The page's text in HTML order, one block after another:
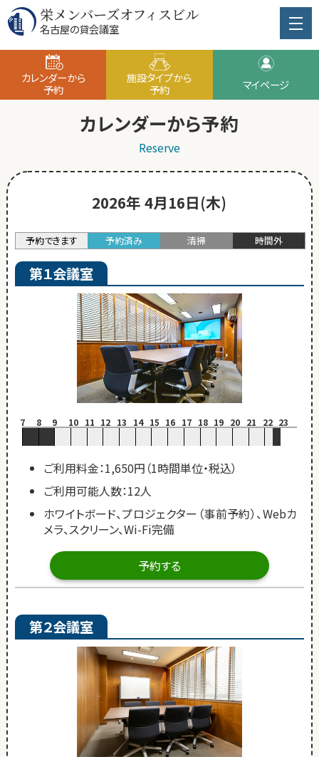
栄メンバーズオフィスビル
名古屋の貸会議室
カレンダーから
予約
施設タイプから
予約
マイページ
カレンダーから予約
Reserve
2026年 4月16日(木)
予約できます 予約済み 清掃 時間外
第１会議室
7 8 9 10 11 12 13 14 15 16 17 18 19 20 21 22 23
ご利用料金：1,650円（1時間単位・税込）
ご利用可能人数：12人
ホワイトボード、プロジェクター（事前予約）、Webカ
メラ、スクリーン、Wi-Fi完備
予約する
第２会議室